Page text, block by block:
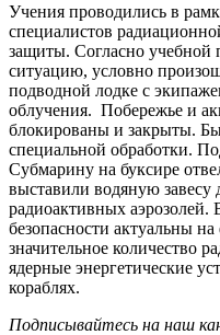
Учения проводились в
специалистов
защиты. Согласно учебной
ситуацию, условно
подводной лодке с
облучения. Побережье и
блокированы и закрыты.
специальной обработки.
Субмарину на буксире
выставили водяную завесу
радиоактивных
безопасности актуальны
значительное количество
ядерные энергетические
кораблях.
Подписывайтесь на наш